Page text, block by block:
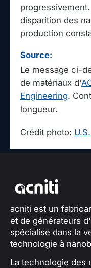
disparition des
production
Source:
Le message ci-
de matériaux d'
Engineering.
longueur.
Crédit photo:
acniti est un
et de générateurs
spécialisé dans la
technologie à
La technologie des